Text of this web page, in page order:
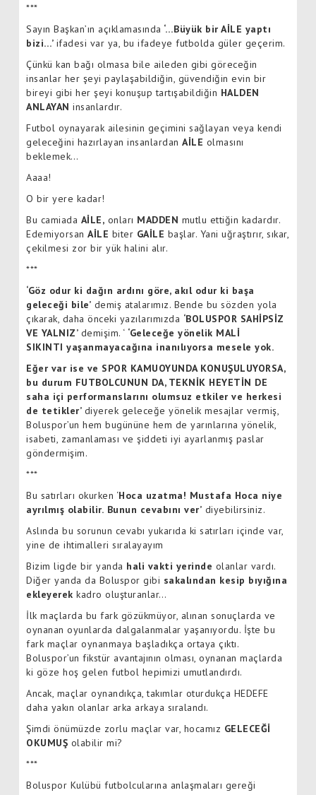
***
Sayın Başkan’ın açıklamasında ‘…Büyük bir AİLE yaptı
bizi…’ ifadesi var ya, bu ifadeye futbolda güler geçerim.
Çünkü kan bağı olmasa bile aileden gibi göreceğin
insanlar her şeyi paylaşabildiğin, güvendiğin evin bir
bireyi gibi her şeyi konuşup tartışabildiğin HALDEN
ANLAYAN insanlardır.
Futbol oynayarak ailesinin geçimini sağlayan veya kendi
geleceğini hazırlayan insanlardan AİLE olmasını
beklemek…
Aaaa!
O bir yere kadar!
Bu camiada AİLE, onları MADDEN mutlu ettiğin kadardır.
Edemiyorsan AİLE biter GAİLE başlar. Yani uğraştırır, sıkar,
çekilmesi zor bir yük halini alır.
***
‘Göz odur ki dağın ardını göre, akıl odur ki başa
geleceği bile’ demiş atalarımız. Bende bu sözden yola
çıkarak, daha önceki yazılarımızda ‘BOLUSPOR SAHİPSİZ
VE YALNIZ’ demişim. ‘ ‘Geleceğe yönelik MALİ
SIKINTI yaşanmayacağına inanılıyorsa mesele yok.
Eğer var ise ve SPOR KAMUOYUNDA KONUŞULUYORSA,
bu durum FUTBOLCUNUN DA, TEKNİK HEYETİN DE
saha içi performanslarını olumsuz etkiler ve herkesi
de tetikler’ diyerek geleceğe yönelik mesajlar vermiş,
Boluspor’un hem bugününe hem de yarınlarına yönelik,
isabeti, zamanlaması ve şiddeti iyi ayarlanmış paslar
göndermişim.
***
Bu satırları okurken ‘Hoca uzatma! Mustafa Hoca niye
ayrılmış olabilir. Bunun cevabını ver’ diyebilirsiniz.
Aslında bu sorunun cevabı yukarıda ki satırları içinde var,
yine de ihtimalleri sıralayayım
Bizim ligde bir yanda hali vakti yerinde olanlar vardı.
Diğer yanda da Boluspor gibi sakalından kesip bıyığına
ekleyerek kadro oluşturanlar…
İlk maçlarda bu fark gözükmüyor, alınan sonuçlarda ve
oynanan oyunlarda dalgalanmalar yaşanıyordu. İşte bu
fark maçlar oynanmaya başladıkça ortaya çıktı.
Boluspor’un fikstür avantajının olması, oynanan maçlarda
ki göze hoş gelen futbol hepimizi umutlandırdı.
Ancak, maçlar oynandıkça, takımlar oturdukça HEDEFE
daha yakın olanlar arka arkaya sıralandı.
Şimdi önümüzde zorlu maçlar var, hocamız GELECEĞİ
OKUMUŞ olabilir mi?
***
Boluspor Kulübü futbolcularına anlaşmaları gereği